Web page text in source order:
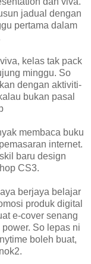
jadual dengan
pertama dalam
kelas tak pack
minggu. So
dengan aktiviti-
bukan pasal
membaca buku
internet.
baru design
CS3.
berjaya belajar
produk digital
e-cover senang
So lepas ni
boleh buat,